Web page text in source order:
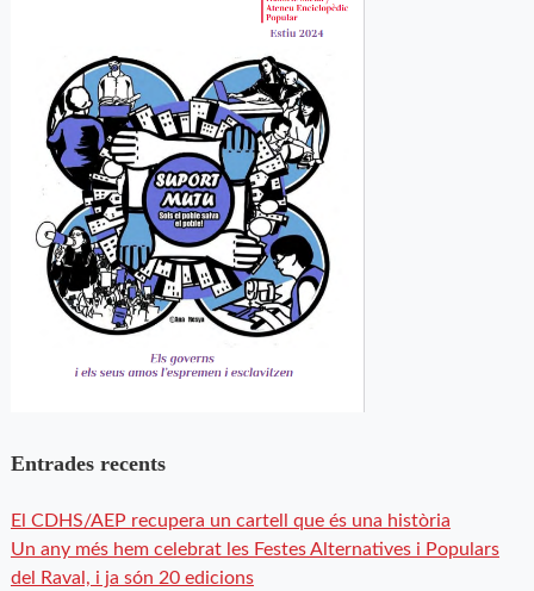
Entrades recents
El CDHS/AEP recupera un cartell que és una història
Un any més hem celebrat les Festes Alternatives i Populars
del Raval, i ja són 20 edicions